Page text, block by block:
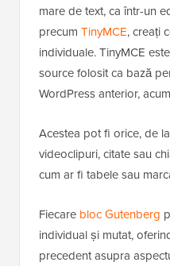
mare de text, ca într-un
precum TinyMCE, creați
individuale. TinyMCE
source folosit ca bază
WordPress anterior,
Acestea pot fi orice, de
videoclipuri, citate sau
cum ar fi tabele sau
Fiecare bloc Gutenberg
individual și mutat,
precedent asupra